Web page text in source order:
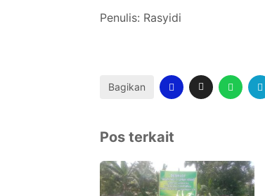
Penulis: Rasyidi
Bagikan
Pos terkait